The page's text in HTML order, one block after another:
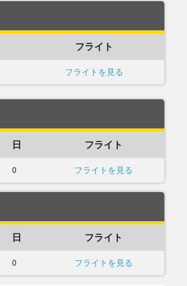
フライト
フライトを見る
日 フライト
0 フライトを見る
日 フライト
0 フライトを見る